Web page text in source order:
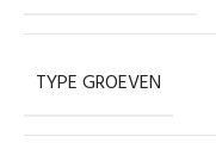
TYPE GROEVEN